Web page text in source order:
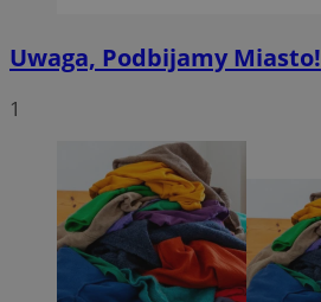
Uwaga, Podbijamy Miasto!
1